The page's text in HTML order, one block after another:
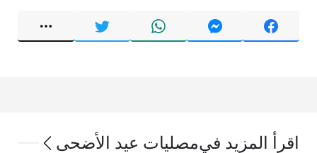
اقرأ المزيد فيمصليات عيد الأضحى